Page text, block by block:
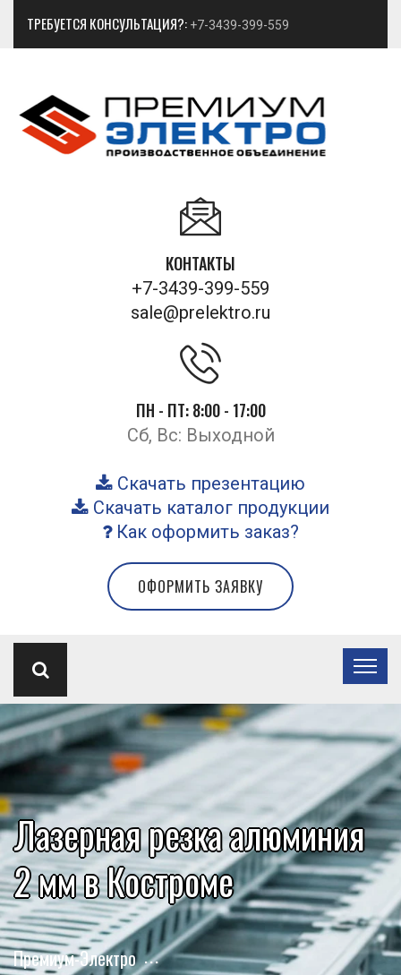
ТРЕБУЕТСЯ КОНСУЛЬТАЦИЯ?: +7-3439-399-559
КОНТАКТЫ
+7-3439-399-559
sale@prelektro.ru
ПН - ПТ: 8:00 - 17:00
Сб, Вс: Выходной
Скачать презентацию
Скачать каталог продукции
Как оформить заказ?
ОФОРМИТЬ ЗАЯВКУ
Лазерная резка алюминия
2 мм в Костроме
Премиум-Электро